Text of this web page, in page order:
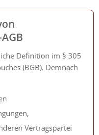
Definition im § 305
(BGB). Demnach
Vertragspartei